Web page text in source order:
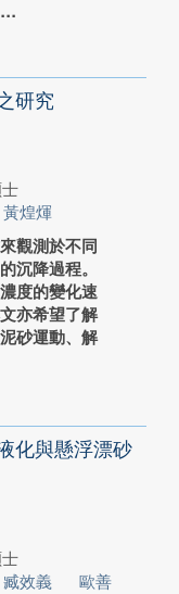
研究
黃煌煇
觀測於不同
沉降過程。
度的變化速
亦希望了解
砂運動、解
化與懸浮漂砂
臧效義
歐善